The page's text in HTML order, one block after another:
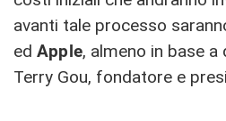
avanti tale processo
ed Apple, almeno in base
Terry Gou, fondatore e